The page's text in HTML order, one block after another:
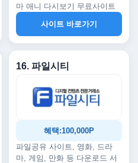
마 애니 다시보기 무료사이트
사이트 바로가기
16. 파일시티
혜택:100,000P
파일공유 사이트, 영화, 드라
마, 게임, 만화 등 다운로드 서